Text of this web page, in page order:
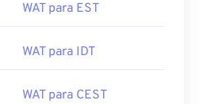
WAT para EST
WAT para IDT
WAT para CEST